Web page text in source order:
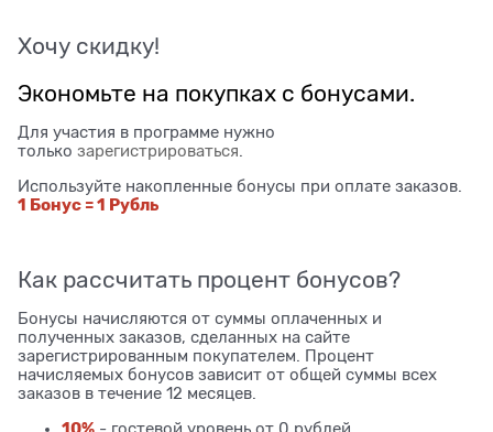
Хочу скидку!
Экономьте на покупках с бонусами.
Для участия в программе нужно
только зарегистрироваться
Используйте накопленные бонусы при оплате заказов.
1 Бонус = 1 Рубль
Как рассчитать процент бонусов?
Бонусы начисляются от суммы оплаченных и
полученных заказов, сделанных на сайте
зарегистрированным покупателем. Процент
начисляемых бонусов зависит от общей суммы всех
заказов в течение 12 месяцев.
- гостевой уровень от 0 рублей